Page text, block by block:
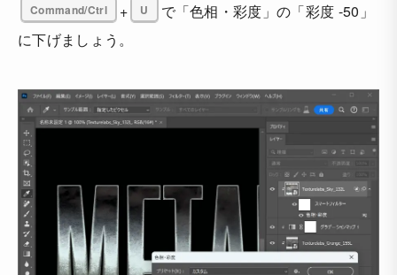
Command/Ctrl + U
で「色相・彩度」の「彩度 -50」
に下げましょう。